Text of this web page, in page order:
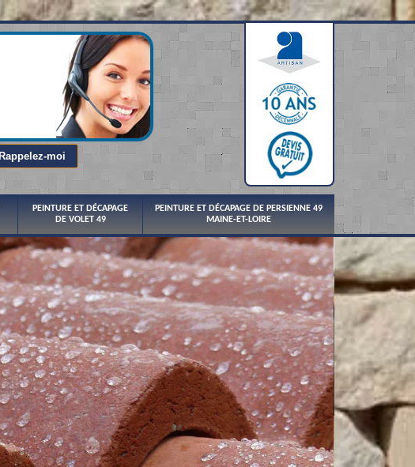
PEINTURE ET DÉCAPAGE
DE VOLET 49
PEINTURE ET DÉCAPAGE DE PERSIENNE 49
MAINE-ET-LOIRE